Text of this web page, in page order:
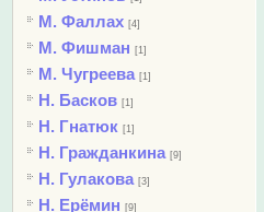
М. Фаллах [4]
М. Фишман [1]
М. Чугреева [1]
Н. Басков [1]
Н. Гнатюк [1]
Н. Гражданкина [9]
Н. Гулакова [3]
Н. Ерёмин [9]